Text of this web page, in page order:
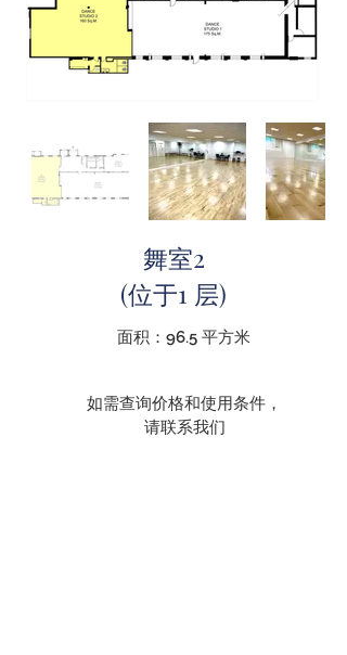
舞室2
(位于1 层)
面积：96.5 平方米
如需查询价格和使用条件，
请联系我们